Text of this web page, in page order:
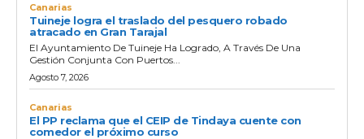
Canarias
Tuineje logra el traslado del pesquero robado
atracado en Gran Tarajal
El Ayuntamiento De Tuineje Ha Logrado, A Través De Una
Gestión Conjunta Con Puertos...
Agosto 7, 2026
Canarias
El PP reclama que el CEIP de Tindaya cuente con
comedor el próximo curso